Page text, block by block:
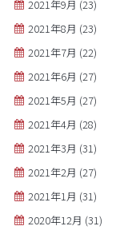
2021年9月 (23)
2021年8月 (23)
2021年7月 (22)
2021年6月 (27)
2021年5月 (27)
2021年4月 (28)
2021年3月 (31)
2021年2月 (27)
2021年1月 (31)
2020年12月 (31)